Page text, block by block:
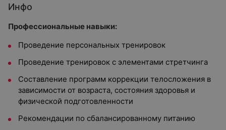
Инфо
Профессиональные навыки:
Проведение персональных тренировок
Проведение тренировок с элементами стретчинга
Составление программ коррекции телосложения в
зависимости от возраста, состояния здоровья и
физической подготовленности
Рекомендации по сбалансированному питанию